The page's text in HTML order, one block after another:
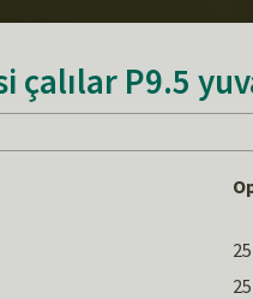
çalılar P9.5